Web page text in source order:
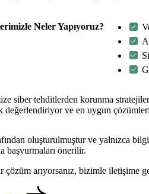
Neler Yapıyoruz?
siber tehditlerden korunma
değerlendiriyor ve en uygun
oluşturulmuştur ve yalnızca
başvurmaları önerilir.
arıyorsanız, bizimle iletişime